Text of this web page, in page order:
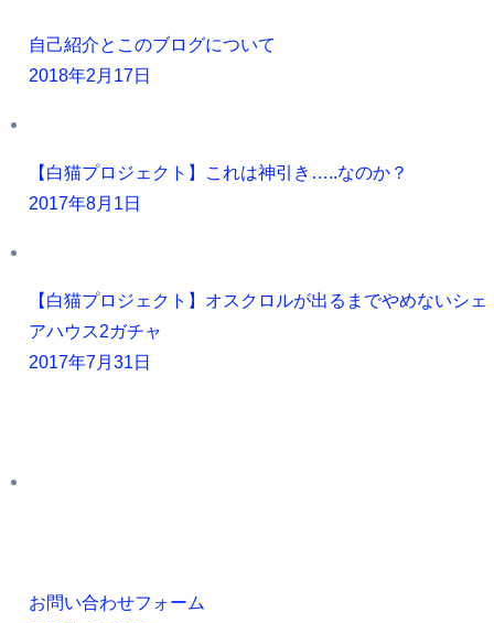
自己紹介とこのブログについて
2018年2月17日
【白猫プロジェクト】これは神引き…..なのか？
2017年8月1日
【白猫プロジェクト】オスクロルが出るまでやめないシェ
アハウス2ガチャ
2017年7月31日
お問い合わせフォーム